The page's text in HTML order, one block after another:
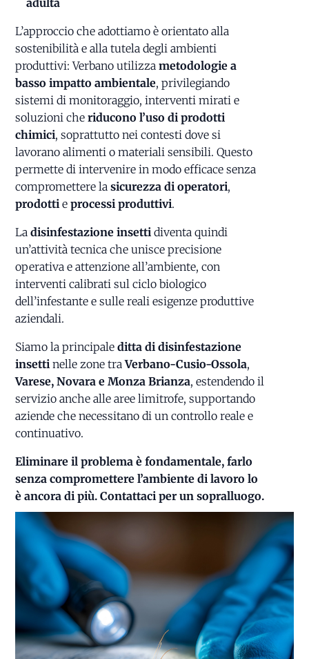
adulta
L’approccio che adottiamo è orientato alla
sostenibilità e alla tutela degli ambienti
produttivi: Verbano utilizzametodologie a
basso impatto ambientale, privilegiando
sistemi di monitoraggio, interventi mirati e
soluzioni cheriducono l’uso di prodotti
chimici, soprattutto nei contesti dove si
lavorano alimenti o materiali sensibili. Questo
permette di intervenire in modo efficace senza
compromettere lasicurezza di operatori,
prodotti eprocessi produttivi.
Ladisinfestazione insetti diventa quindi
un’attività tecnica che unisce precisione
operativa e attenzione all’ambiente, con
interventi calibrati sul ciclo biologico
dell’infestante e sulle reali esigenze produttive
aziendali.
Siamo la principaleditta di disinfestazione
insetti nelle zone traVerbano-Cusio-Ossola,
Varese, Novara e Monza Brianza, estendendo il
servizio anche alle aree limitrofe, supportando
aziende che necessitano di un controllo reale e
continuativo.
Eliminare il problema è fondamentale, farlo
senza compromettere l’ambiente di lavoro lo
è ancora di più. Contattaci per un sopralluogo.